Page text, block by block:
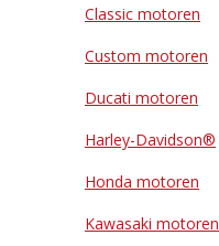
Classic motoren
Custom motoren
Ducati motoren
Harley-Davidson®
Honda motoren
Kawasaki motoren